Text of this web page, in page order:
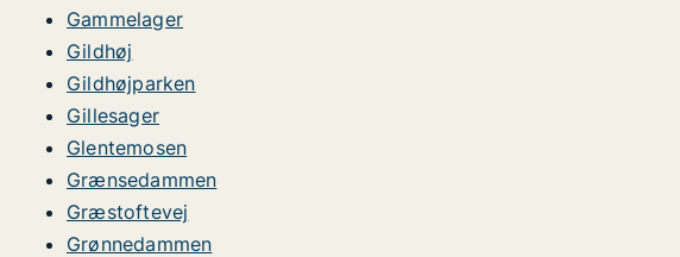
Gammelager
Gildhøj
Gildhøjparken
Gillesager
Glentemosen
Grænsedammen
Græstoftevej
Grønnedammen